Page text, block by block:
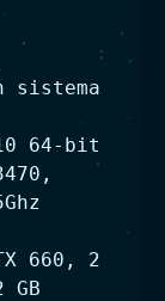
sistema
64-bit
660, 2
GB